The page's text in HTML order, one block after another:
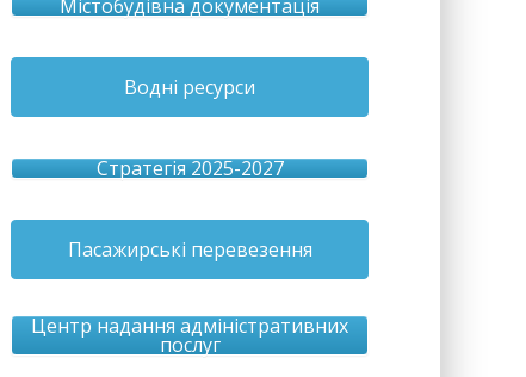
Містобудівна документація
Водні ресурси
Стратегія 2025-2027
Пасажирські перевезення
Центр надання адміністративних
послуг